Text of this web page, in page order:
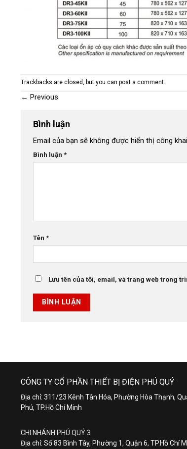
Trackbacks are closed, but you can post a comment.
← Previous
Bình luận
Email của bạn sẽ không được hiển thị công khai.
Bình luận *
Tên *
Lưu tên của tôi, email, và trang web trong
CÔNG TY CỔ PHẦN THIẾT BỊ ĐIỆN PHÚ QUÝ
Địa chỉ: 311/23 Kênh Tân Hóa, Phường Hòa Thạnh,
Phú, TP.Hồ Chí Minh
CHI NHÁNH PHÚ QUÝ 3
Địa chỉ: Số 83 Bình Tây, Phường 1, Quận 6, TP.Hồ Chí